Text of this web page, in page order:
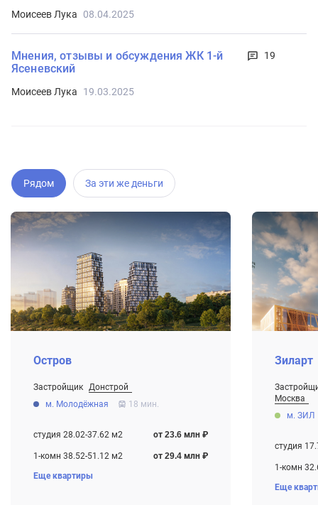
Моисеев Лука 08.04.2025
Мнения, отзывы и обсуждения ЖК 1-й
Ясеневский
19
Моисеев Лука 19.03.2025
Рядом За эти же деньги
Остров
Застройщик Донстрой
Строится , есть сданные корпуса
м. Молодёжная 18 мин.
студия 28.02-37.62 м2 от 23.6 млн ₽
1-комн 38.52-51.12 м2 от 29.4 млн ₽
2-комн 58.22-91.52 м2
Еще квартиры
Зиларт
Москва
Строится
м. ЗИЛ
студия
1-комн
2-комн
Еще